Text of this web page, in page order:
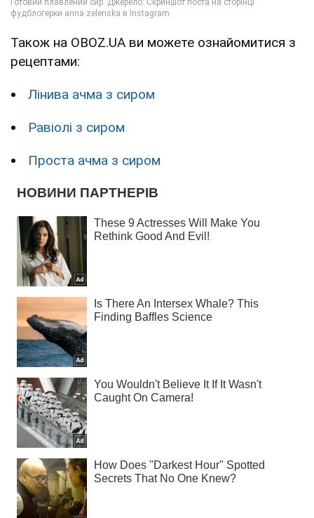
Також на OBOZ.UA ви можете ознайомитися з
рецептами:
Лінива ачма з сиром
Равіолі з сиром
Проста ачма з сиром